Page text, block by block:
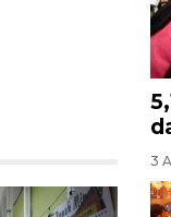
3